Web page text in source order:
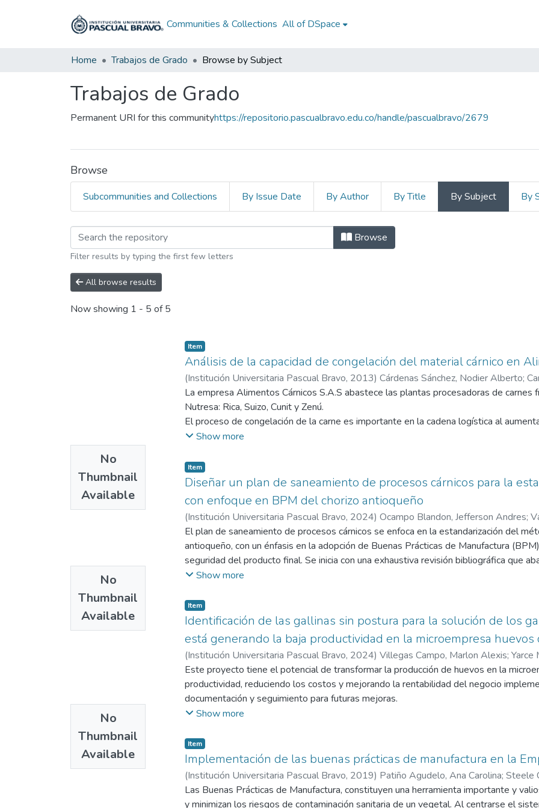
Communities & Collections All of DSpace
Home Trabajos de Grado Browse by Subject
Trabajos de Grado
Permanent URI for this communityhttps://repositorio.pascualbravo.edu.co/handle/pascualbravo/2679
Browse
Subcommunities and Collections By Issue Date By Author By Title By Subject By
Browsing Trabajos de Grado by Subject "(BPM)
Browse
Filter results by typing the first few letters
All browse results
Now showing 1 - 5 of 5
No
Thumbnail
Available
Item
Análisis de la capacidad de congelación del material cárnico en
(Institución Universitaria Pascual Bravo, 2013) Cárdenas Sánchez, Nodier Alberto;
Gómez, Juan Alberto
La empresa Alimentos Cárnicos S.A.S abastece las plantas procesadoras de carnes
Nutresa: Rica, Suizo, Cunit y Zenú.
El proceso de congelación de la carne es importante en la cadena logística al
nutritivo y mantener las características inherentes como textura, color y sabor. Una
procesos productivos.
El propósito de este trabajo de grado es contribuir al mejoramiento continuo del
convertido en una restricción en la cadena de valor, obligando en muchas ocasiones a
incurriendo en gastos extras y exponiendo la calidad de sus productos
Generar propuestas que permitan eliminar esta restricción es el propósito esencial
que esta planta pueda adaptarse con facilidad y rapidez a los cambios del entorno,
que experimentan las empresas de producción de carnes frías del grupo empresarial
Show more
No
Thumbnail
Available
Item
Diseñar un plan de saneamiento de procesos cárnicos para la
con enfoque en BPM del chorizo antioqueño
(Institución Universitaria Pascual Bravo, 2024) Ocampo Blandon, Jefferson Andres;
El plan de saneamiento de procesos cárnicos se enfoca en la estandarización del
antioqueño, con un énfasis en la adopción de Buenas Prácticas de Manufactura
seguridad del producto final. Se inicia con una exhaustiva revisión bibliográfica que
las prácticas recomendadas en la industria cárnica y específicamente en la
y detectar posibles áreas de mejora.
El diseño del plan se fundamenta en la creación de procedimientos detallados y
proceso de producción del chorizo antioqueño, desde la selección de materias
almacenamiento del producto final. Se prioriza la implementación de medidas
contaminación y asegurar la trazabilidad de los ingredientes utilizados.
Los resultados esperados incluyen la generación de una documentación completa del
como guía práctica para los productores de chorizo antioqueño. Se busca mejorar la
cumpliendo con las normativas sanitarias locales y satisfaciendo las expectativas de
seguridad alimentaria.
producción del chorizo antioqueño, busca no solo elevar los estándares de calidad y
también fortalecer la competitividad del sector y mantener la tradición y reputación
Colombia.
Show more
No
Thumbnail
Available
Item
Identificación de las gallinas sin postura para la solución de los
está generando la baja productividad en la microempresa huevos
(Institución Universitaria Pascual Bravo, 2024) Villegas Campo, Marlon Alexis; Yarce
Este proyecto tiene el potencial de transformar la producción de huevos en la
productividad, reduciendo los costos y mejorando la rentabilidad del negocio
documentación y seguimiento para futuras mejoras.
Tiene como objetivo abordar un problema crítico que afecta a la microempresa,
atención veterinaria, una disminución en la productividad y un impacto negativo en la
propuesta se centra en la identificación efectiva de gallinas sin postura y la creación
manejo nutricional y cambios potenciales en el entorno de las aves eventualmente,
aumentará la productividad de las gallinas y reducirá los costos. Asimismo, además
entrenamiento del personal también les hará notar el problema de las gallinas sin
Show more
Item
Implementación de las buenas prácticas de manufactura en la
(Institución Universitaria Pascual Bravo, 2019) Patiño Agudelo, Ana Carolina; Steele
Las Buenas Prácticas de Manufactura, constituyen una herramienta importante y
y minimizan los riesgos de contaminación sanitaria de un vegetal. Al centrarse el